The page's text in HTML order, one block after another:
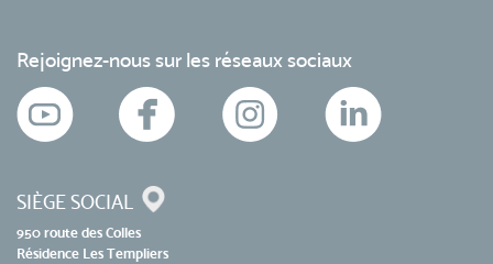
Rejoignez-nous sur les réseaux sociaux
SIÈGE SOCIAL
950 route des Colles
Résidence Les Templiers